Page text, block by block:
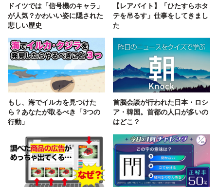
ドイツでは「信号機のキャラ」
が人気？かわいい姿に隠された
悲しい歴史
【レアバイト】「ひたすらホタ
テを吊るす」仕事をしてきまし
た
もし、海でイルカを見つけた
ら？あなたが取るべき「3つの
行動」
首脳会談が行われた日本・ロシ
ア・韓国。首都の人口が多いの
はどこ？